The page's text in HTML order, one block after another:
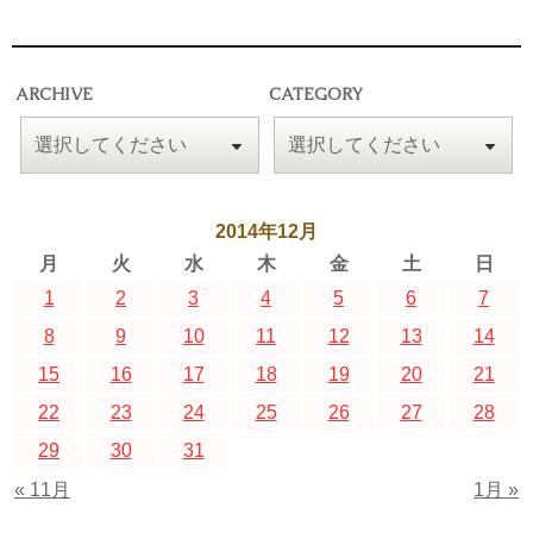
ARCHIVE CATEGORY
2014年12月
月
火 水 木 金 土 日
« 11月 1月 »
1 2 3 4 5 6
7
8
9 10 11 12 13
14
15
16 17 18 19 20
21
22
23 24 25 26 27
28
29
30 31